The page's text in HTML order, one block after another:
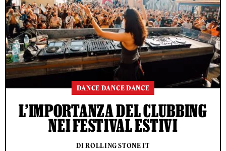
DANCE DANCE DANCE
L’IMPORTANZA DEL CLUBBING
NEI FESTIVAL ESTIVI
DI ROLLING STONE IT